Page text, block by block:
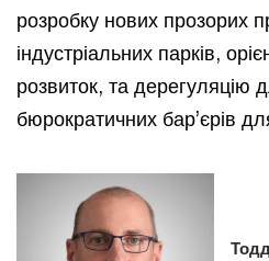
розробку нових прозорих
індустріальних парків,
розвиток, та дерегуляцію
бюрократичних бар’єрів